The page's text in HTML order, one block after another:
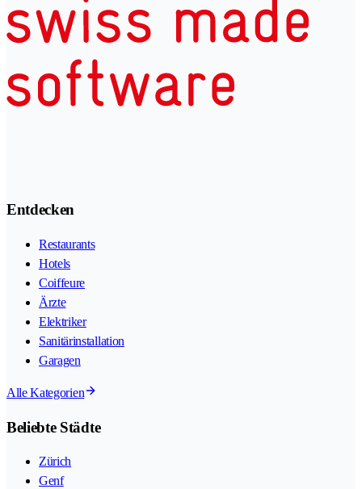
Entdecken
Restaurants
Hotels
Coiffeure
Ärzte
Elektriker
Sanitärinstallation
Garagen
Alle Kategorien
Beliebte Städte
Zürich
Genf